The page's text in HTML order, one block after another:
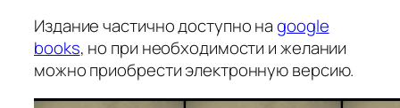
Издание частично доступно наgoogle
books, но при необходимости и желании
можно приобрести электронную версию.